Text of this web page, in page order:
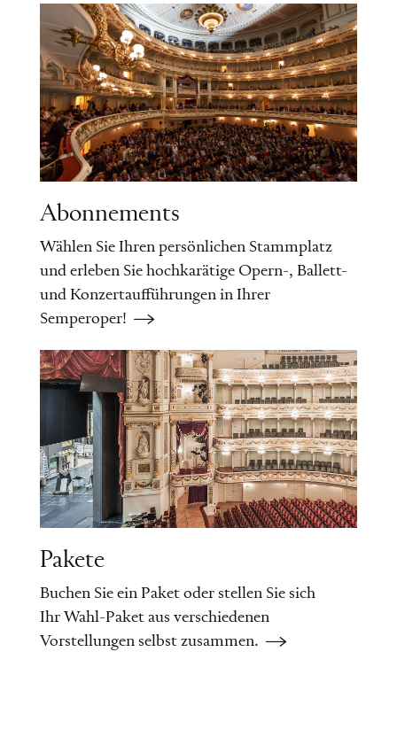
Abonnements
Wählen Sie Ihren persönlichen Stammplatz
und erleben Sie hochkarätige Opern-, Ballett-
und Konzertaufführungen in Ihrer
Semperoper!
Pakete
Buchen Sie ein Paket oder stellen Sie sich
Ihr Wahl-Paket aus verschiedenen
Vorstellungen selbst zusammen.